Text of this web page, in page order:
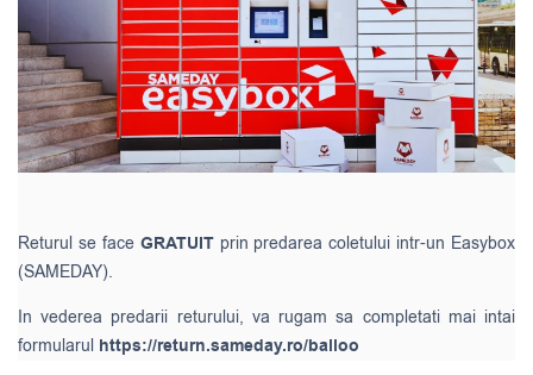
Returul se face GRATUIT prin predarea coletului intr-un Easybox
(SAMEDAY).
In vederea predarii returului, va rugam sa completati mai intai
formularul https://return.sameday.ro/balloo